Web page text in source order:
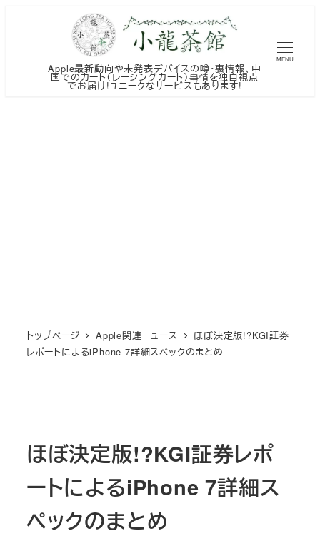
Apple最新動向や未発表デバイスの噂・裏情報、中
国でのカート（レーシングカート）事情を独自視点
でお届け!ユニークなサービスもあります!
MENU
トップページ Apple関連ニュース
ほぼ決定版!?KGI証券
レポートによるiPhone 7詳細スペックのまとめ
ほぼ決定版!?KGI証券レポ
ートによるiPhone 7詳細ス
ペックのまとめ